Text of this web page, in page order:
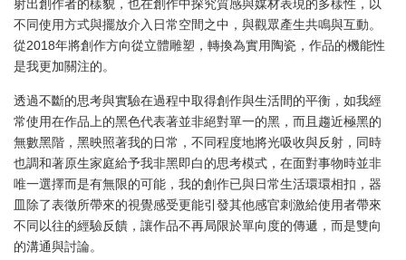
射出創作者的樣貌，也在創作中探究質感與媒材表現的多樣性，以
不同使用方式與擺放介入日常空間之中，與觀眾產生共鳴與互動。
從2018年將創作方向從立體雕塑，轉換為實用陶瓷，作品的機能性
是我更加關注的。
透過不斷的思考與實驗在過程中取得創作與生活間的平衡，如我經
常使用在作品上的黑色代表著並非絕對單一的黑，而且趨近極黑的
無數黑階，黑映照著我的日常，不同程度地將光吸收與反射，同時
也調和著原生家庭給予我非黑即白的思考模式，在面對事物時並非
唯一選擇而是有無限的可能，我的創作已與日常生活環環相扣，器
皿除了表徵所帶來的視覺感受更能引發其他感官刺激給使用者帶來
不同以往的經驗反饋，讓作品不再局限於單向度的傳遞，而是雙向
的溝通與討論。